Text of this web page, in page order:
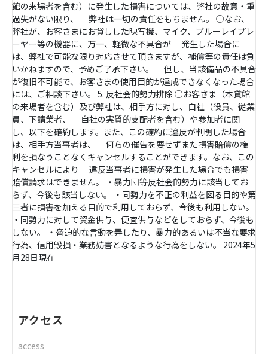
館の来場者を含む）に発生した損害については、弊社の故意・重
過失がない限り、 弊社は一切の責任をもちません。 ○なお、
弊社が、お客さまにお貸しした映写機、マイク、ブルーレイプレ
ーヤー等の機器に、万一、軽微な不具合が 発生した場合に
は、弊社で可能な限り対応させて頂きますが、補償等の責任は負
いかねますので、予めご了承下さい。 但し、当該備品の不具合
が復旧不可能で、お客さまの使用目的が達成できなくなった場合
には、ご相談下さい。 5. 反社会的勢力排除 ○お客さま（本貸館
の来場者を含む）及び弊社は、相手方に対し、自社（役員、従業
員、下請業者、 自社の実質的支配者を含む）や参加者に関
し、以下を確約します。また、この確約に違反が判明した場合
は、相手方当事者は、 何らの催告を要せずまた損害賠償の権
利を損なうことなくキャンセルすることができます。なお、この
キャンセルにより 違反当事者に損害が発生した場合でも損害
賠償請求はできません。 ・暴力団等反社会的勢力に該当してお
らず、今後も該当しない。 ・同勢力を不正の利益を図る目的や第
三者に損害を加える目的で利用しておらず、今後も利用しない。
・同勢力に対して資金供与、便宜供与などをしておらず、今後も
しない。 ・脅迫的な言動を弄したり、暴力的あるいは不当な要求
行為、信用毀損・業務妨害となるような行為をしない。 2024年5
月28日現在
アクセス
access